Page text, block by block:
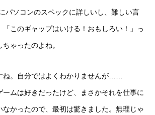
パソコンのスペックに詳しいし、難しい言
「このギャップはいける！おもしろい！」っ
ゃったのよね。
。自分ではよくわかりませんが……
ームは好きだったけど、まさかそれを仕事に
なかったので、最初は驚きました。無理じゃ